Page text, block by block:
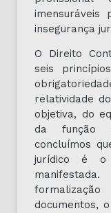
imensuráveis
insegurança
O Direito
seis
relatividade
objetiva, do
da função
concluímos
jurídico é
documentos,